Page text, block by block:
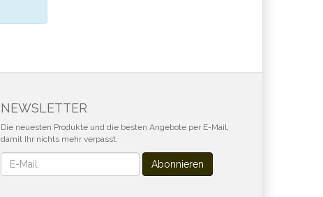
NEWSLETTER
Die neuesten Produkte und die besten Angebote per E-Mail,
damit Ihr nichts mehr verpasst.
Newsletter Abonnieren